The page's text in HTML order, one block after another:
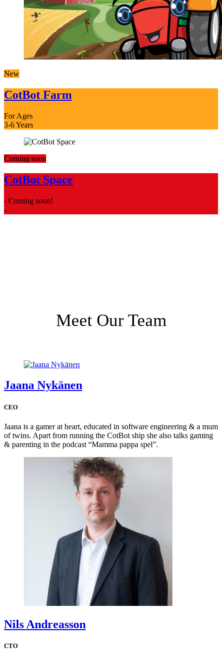
New
CotBot Farm
For Ages
3-6 Years
Coming soon
CotBot Space
- Coming soon!
-
Meet Our Team
Jaana Nykänen
CEO
Jaana is a gamer at heart, educated in software engineering & a mum
of twins. Apart from running the CotBot ship she also talks gaming
& parenting in the podcast “Mamma pappa spel”.
Nils Andreasson
CTO